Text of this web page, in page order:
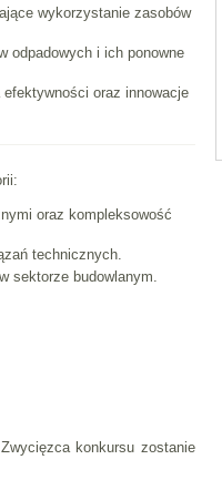
wykorzystanie zasobów
odpadowych i ich ponowne
efektywności oraz innowacje
oraz kompleksowość
technicznych.
sektorze budowlanym.
konkursu zostanie